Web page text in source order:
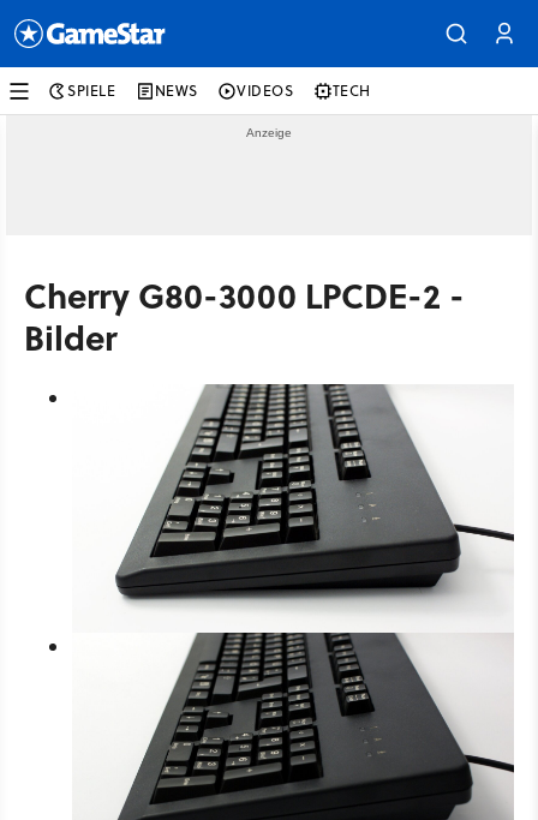
SPIELE NEWS VIDEOS TECH
Cherry G80-3000 LPCDE-2 -
Bilder